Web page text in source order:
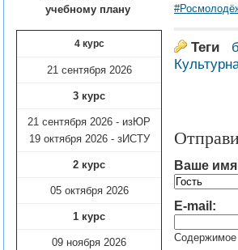
учебному плану​
4 курс
21 сентября 2026
3 курс
21 сентября 2026 - изЮР
19 октября 2026 - зИСТУ
2 курс
05 октября 2026
1 курс
09 ноября 2026
Теги
Ваше
E-mail:
Содержимое